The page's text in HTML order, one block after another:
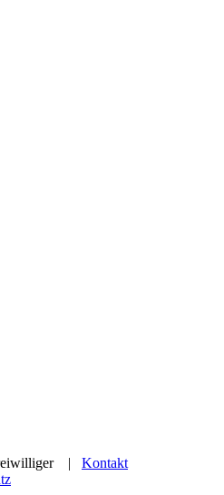
| Kontakt